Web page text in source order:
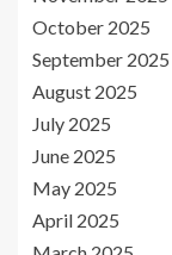
October 2025
September 2025
August 2025
July 2025
June 2025
May 2025
April 2025